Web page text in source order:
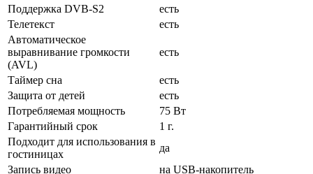
Поддержка DVB-S2
есть
Телетекст
есть
Автоматическое
выравнивание громкости
(AVL)
есть
Таймер сна
есть
Защита от детей
есть
Потребляемая мощность
75 Вт
Гарантийный срок
1 г.
Подходит для использования в
гостиницах
да
Запись видео
на USB-накопитель